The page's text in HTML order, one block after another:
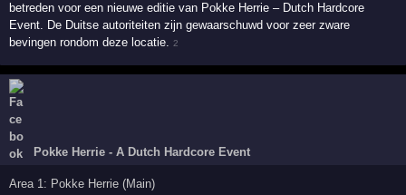
betreden voor een nieuwe editie van Pokke Herrie – Dutch Hardcore
Event. De Duitse autoriteiten zijn gewaarschuwd voor zeer zware
bevingen rondom deze locatie.2
Pokke Herrie - A Dutch Hardcore Event
Area 1: Pokke Herrie (Main)